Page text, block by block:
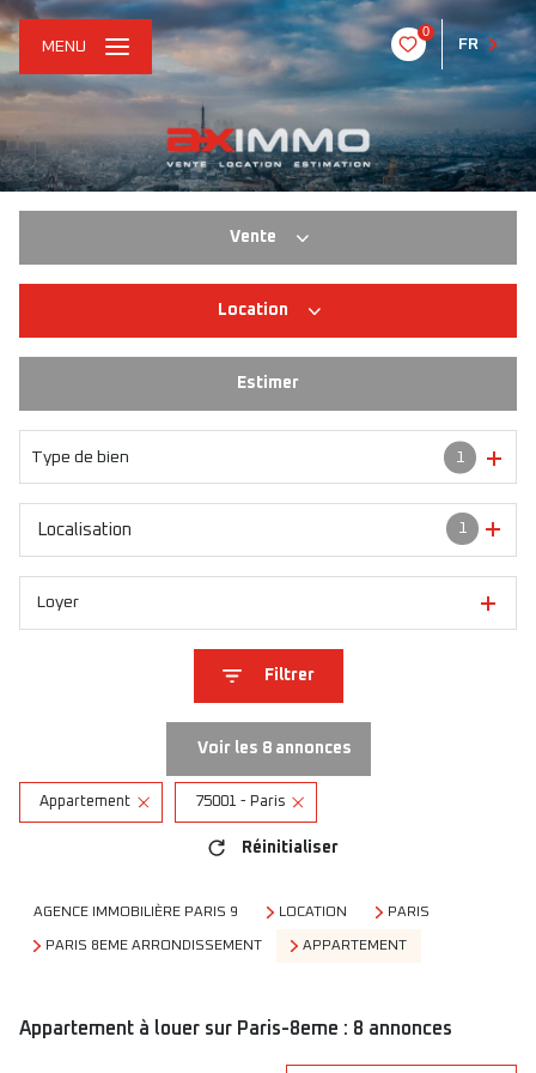
0
FR
MENU
Vente
Location
Estimer
Type de bien 1
1
Localisation
Loyer
Filtrer
Voir les 8annonces
Appartement 75001 - Paris
Réinitialiser
AGENCE IMMOBILIÈRE PARIS 9 LOCATION PARIS
PARIS 8EME ARRONDISSEMENT APPARTEMENT
Appartement à louer sur Paris-8eme : 8 annonces